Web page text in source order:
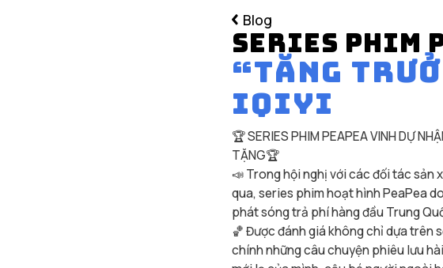
Blog
SERIES PHIM
“TĂNG
IQIYI
🏆 SERIES PHIM PEAPEA VINH DỰ
TẶNG🏆
📣 Trong hội nghị với các đối tác sản
qua, series phim hoạt hình PeaPea
phát sóng trả phí hàng đầu Trung
🏀 Được đánh giá không chỉ dựa trên
chính những câu chuyện phiêu lưu